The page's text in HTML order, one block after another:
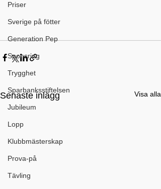
Priser
Sverige på fötter
Generation Pep
Sponsring
Trygghet
Sparbanksstiftelsen
Jubileum
Lopp
Klubbmästerskap
Prova-på
Tävling
Senaste inlägg Visa alla